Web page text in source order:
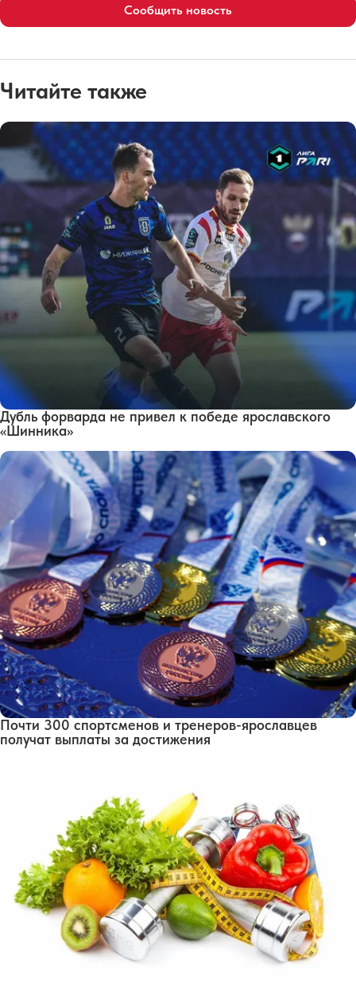
Сообщить новость
Читайте также
Дубль форварда не привел к победе ярославского
«Шинника»
Почти 300 спортсменов и тренеров-ярославцев
получат выплаты за достижения